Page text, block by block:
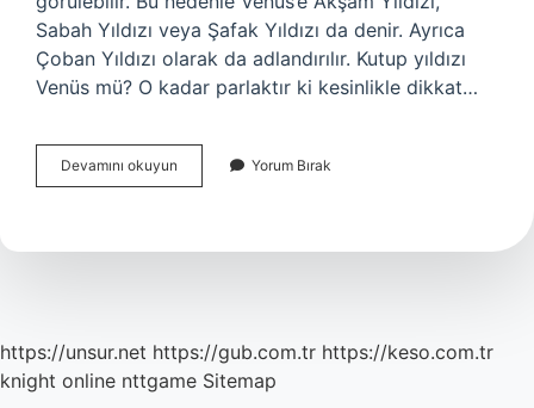
Sabah Yıldızı veya Şafak Yıldızı da denir. Ayrıca
Çoban Yıldızı olarak da adlandırılır. Kutup yıldızı
Venüs mü? O kadar parlaktır ki kesinlikle dikkat…
Devamını okuyun
Yıldızı
Mı
Yorum Bırak
https://unsur.net https://gub.com.tr https://keso.com.tr
knight online nttgame Sitemap